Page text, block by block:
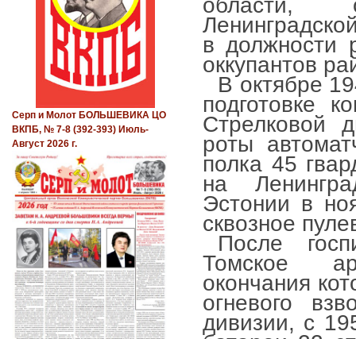
области,
в должности
оккупантов
В октябре
подготовке
Стрелковой
роты
полка 45
на
Эстонии в
сквозное
После
Томское
окончания
огневого
дивизии, с
Серп и Молот БОЛЬШЕВИКА ЦО
ВКПБ, № 7-8 (392-393) Июль-
Август 2026 г.